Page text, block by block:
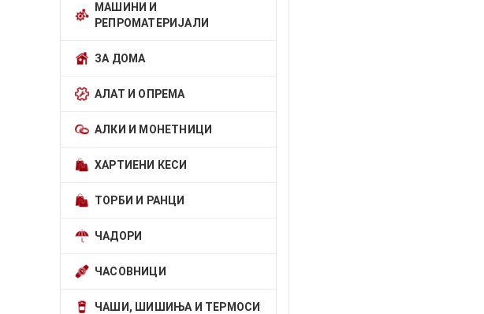
МАШИНИ И
РЕПРОМАТЕРИЈАЛИ
ЗА ДОМА
АЛАТ И ОПРЕМА
АЛКИ И МОНЕТНИЦИ
ХАРТИЕНИ КЕСИ
ТОРБИ И РАНЦИ
ЧАДОРИ
ЧАСОВНИЦИ
ЧАШИ, ШИШИЊА И ТЕРМОСИ